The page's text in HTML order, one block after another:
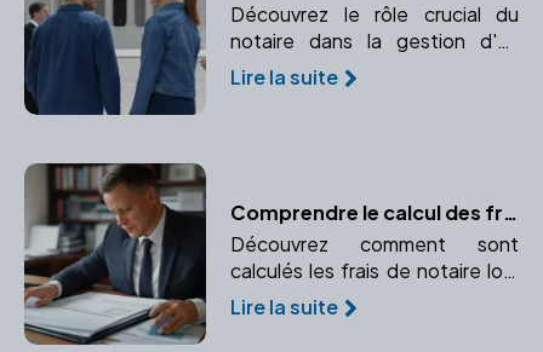
Découvrez le rôle crucial du
notaire dans la gestion d'un
divorce international, de
l'application des conventions
Lire la suite
Comprendre le calcul des frais de notaire lors d'une transaction immobilière
Découvrez comment sont
calculés les frais de notaire lors
d'une transaction immobilière.
Comprendre les taxes et
Lire la suite